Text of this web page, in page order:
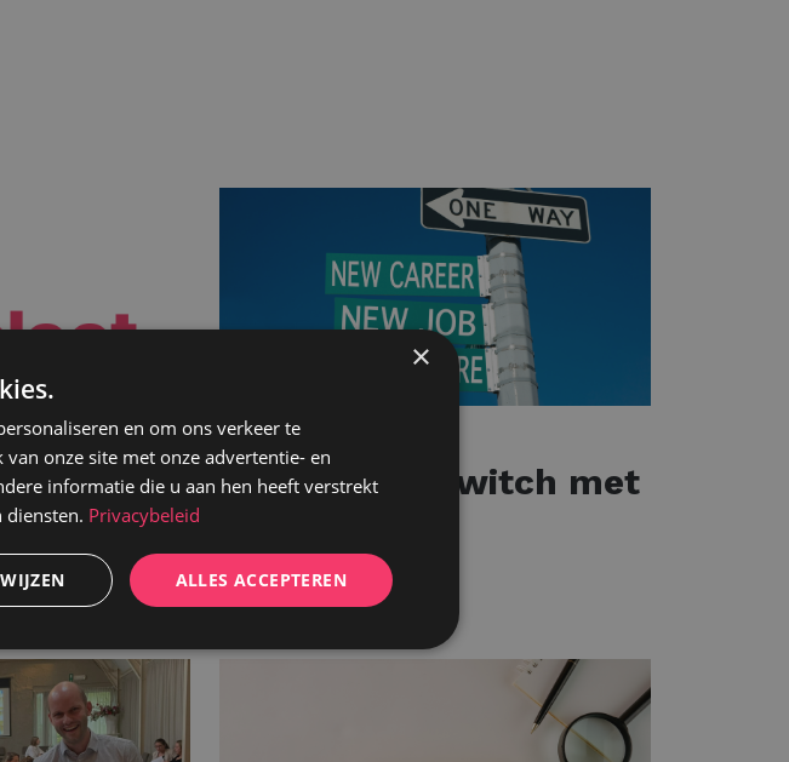
in de
REKRUTERING
Een carrièreswitch met
Lees meer
×
en om ons verkeer te
onze site met onze advertentie- en
informatie die u aan hen heeft verstrekt
Privacybeleid
ALLES ACCEPTEREN